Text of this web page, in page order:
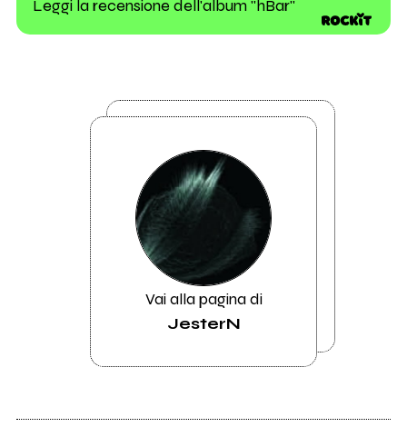
Leggi la recensione dell'album "hBar"
Vai alla pagina di
JesterN